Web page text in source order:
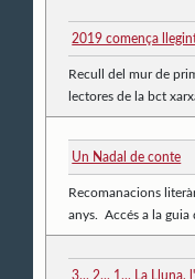
2019 comença
Recull del mur de
lectores de la bct
Un Nadal de conte
Recomanacions
anys. Accés a la guia
3... 2... 1... La Lluna,